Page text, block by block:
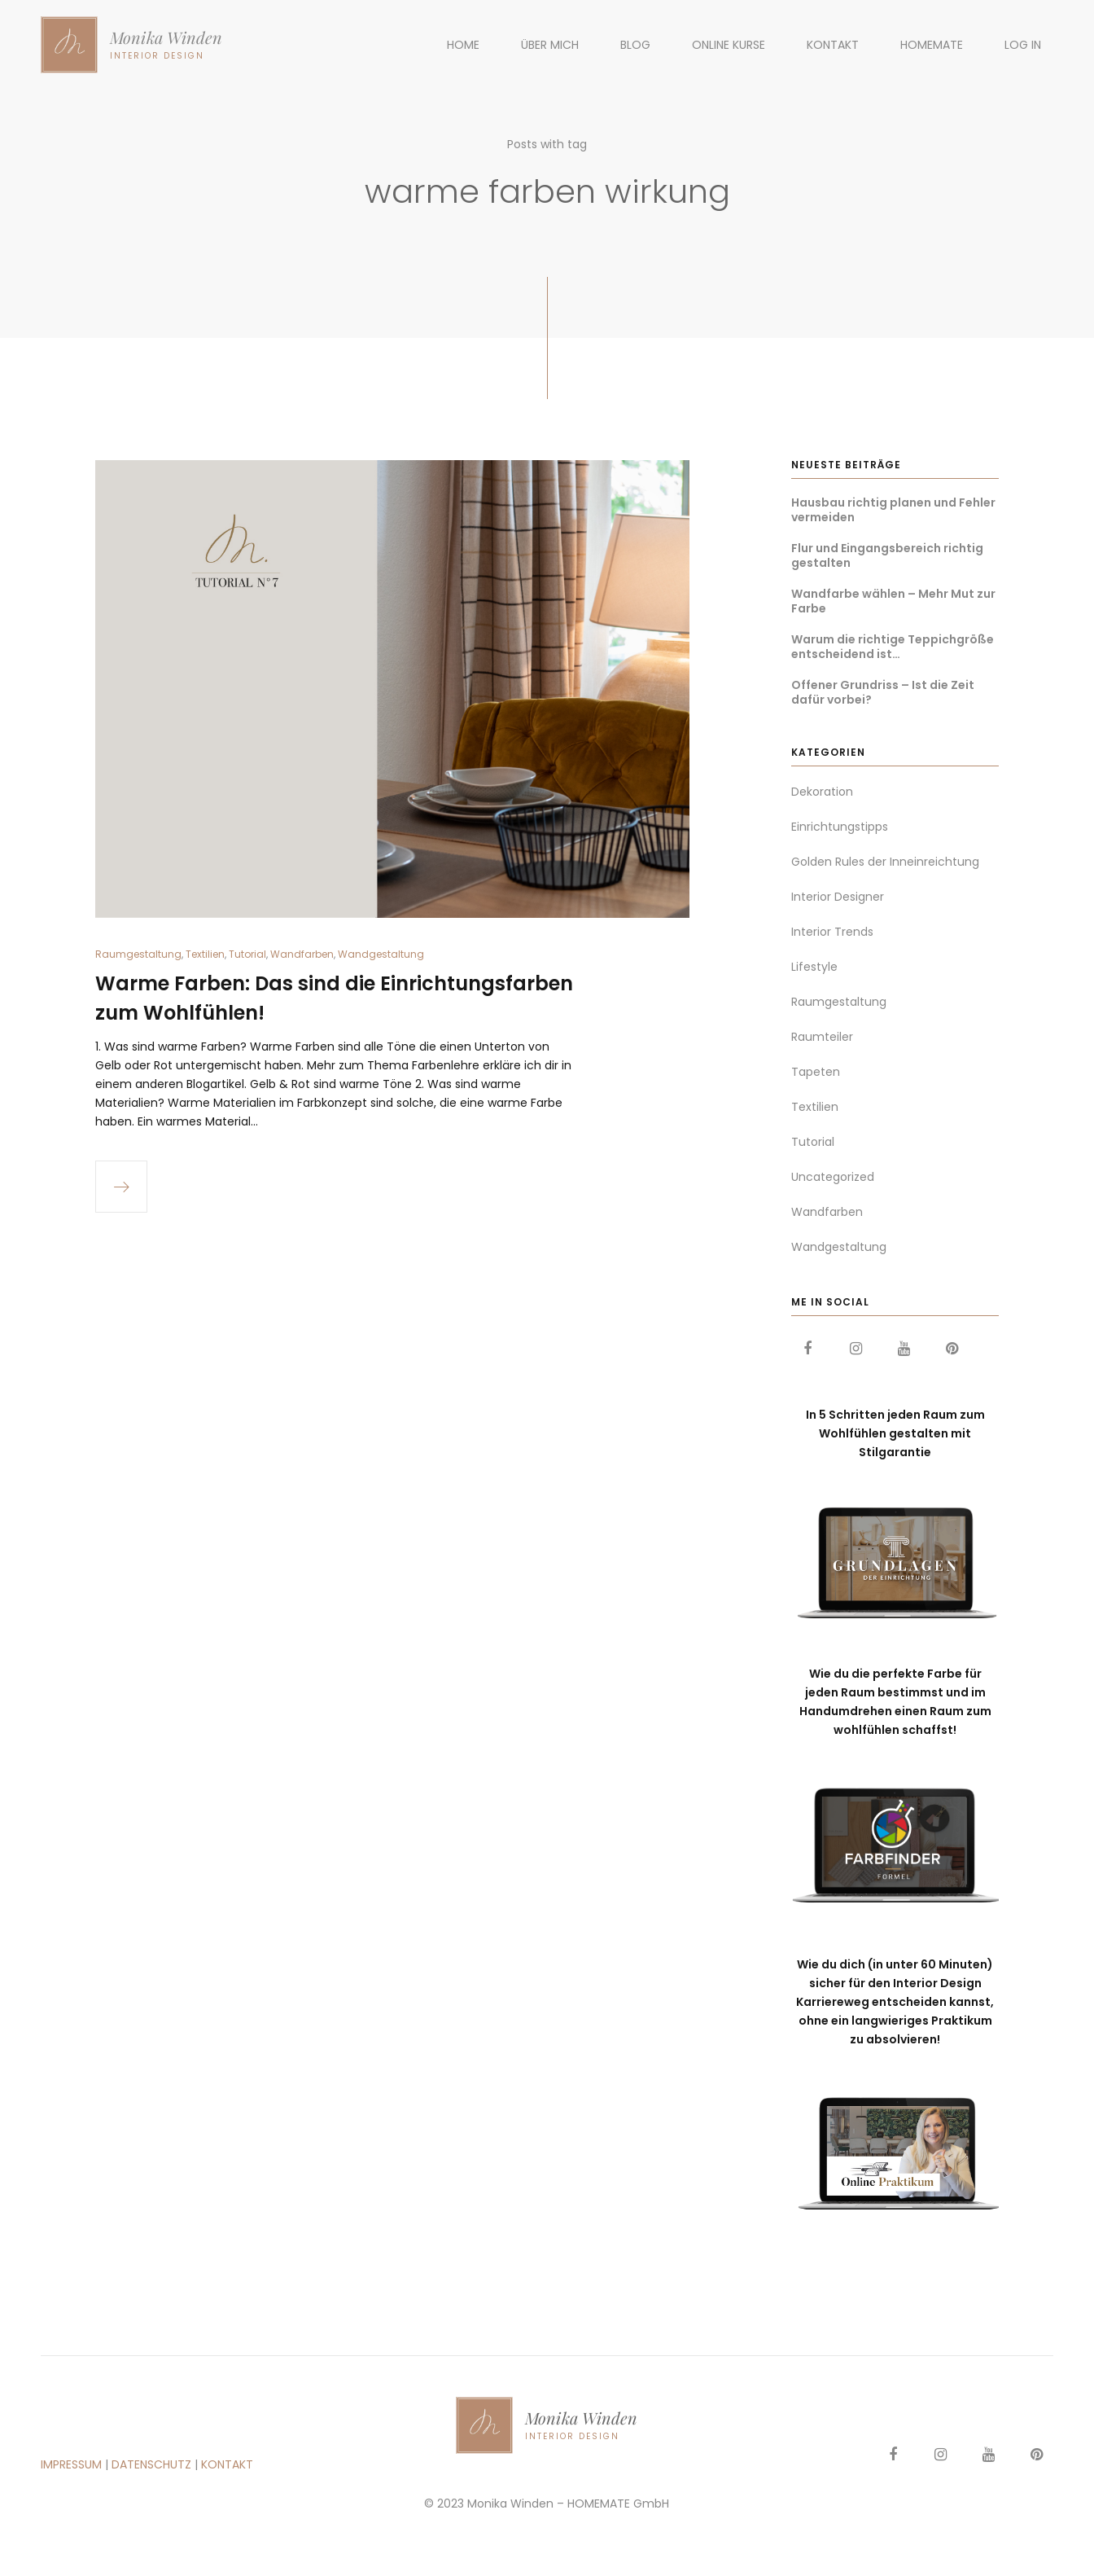
Monika Winden
INTERIOR DESIGN
HOME ÜBER MICH BLOG ONLINE KURSE KONTAKT HOMEMATE LOG IN
Posts with tag
warme farben wirkung
Raumgestaltung,Textilien,Tutorial,Wandfarben,Wandgestaltung
Warme Farben: Das sind die Einrichtungsfarben
zum Wohlfühlen!
1. Was sind warme Farben? Warme Farben sind alle Töne die einen Unterton von
Gelb oder Rot untergemischt haben. Mehr zum Thema Farbenlehre erkläre ich dir in
einem anderen Blogartikel. Gelb & Rot sind warme Töne 2. Was sind warme
Materialien? Warme Materialien im Farbkonzept sind solche, die eine warme Farbe
haben. Ein warmes Material…
NEUESTE BEITRÄGE
Hausbau richtig planen und Fehler
vermeiden
Flur und Eingangsbereich richtig
gestalten
Wandfarbe wählen – Mehr Mut zur
Farbe
Warum die richtige Teppichgröße
entscheidend ist…
Offener Grundriss – Ist die Zeit
dafür vorbei?
KATEGORIEN
Dekoration
Einrichtungstipps
Golden Rules der Inneinreichtung
Interior Designer
Interior Trends
Lifestyle
Raumgestaltung
Raumteiler
Tapeten
Textilien
Tutorial
Uncategorized
Wandfarben
Wandgestaltung
ME IN SOCIAL
In 5 Schritten jeden Raum zum
Wohlfühlen gestalten mit
Stilgarantie
Wie du die perfekte Farbe für
jeden Raum bestimmst und im
Handumdrehen einen Raum zum
wohlfühlen schaffst!
Wie du dich (in unter 60 Minuten)
sicher für den Interior Design
Karriereweg entscheiden kannst,
ohne ein langwieriges Praktikum
zu absolvieren!
IMPRESSUM | DATENSCHUTZ | KONTAKT
Monika Winden
INTERIOR DESIGN
© 2023 Monika Winden – HOMEMATE GmbH